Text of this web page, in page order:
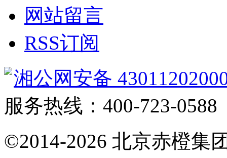
网站留言
RSS订阅
湘公网安备
服务热线：400-723-0588
©2014-2026 北京赤橙集